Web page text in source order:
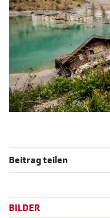
Beitrag teilen
BILDER